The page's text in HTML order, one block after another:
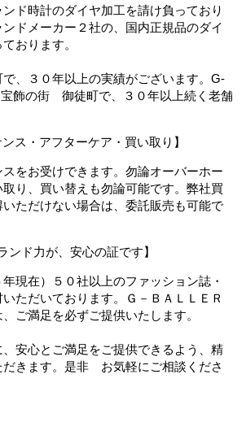
ンド時計のダイヤ加工を請け負っており
ドメーカー２社の、国内正規品のダイ
おります。
、３０年以上の実績がございます。G-
飾の街 御徒町で、３０年以上続く老舗
ンス・アフターケア・買い取り】
をお受けできます。勿論オーバーホー
り、買い替えも勿論可能です。弊社買
ただけない場合は、委託販売も可能で
ンド力が、安心の証です】
現在）５０社以上のファッション誌・
ただいております。Ｇ－ＢＡＬＬＥＲ
ご満足を必ずご提供いたします。
安心とご満足をご提供できるよう、精
だきます。是非 お気軽にご相談くださ